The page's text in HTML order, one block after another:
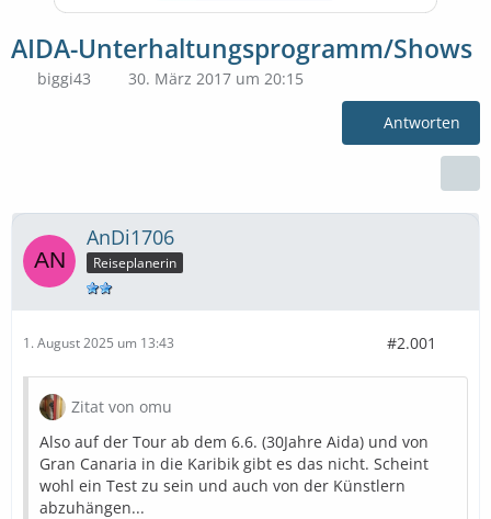
AIDA-Unterhaltungsprogramm/Shows
biggi43 30. März 2017 um 20:15
Antworten
AnDi1706
Reiseplanerin
1. August 2025 um 13:43 #2.001
Zitat von omu
Also auf der Tour ab dem 6.6. (30Jahre Aida) und von
Gran Canaria in die Karibik gibt es das nicht. Scheint
wohl ein Test zu sein und auch von der Künstlern
abzuhängen...